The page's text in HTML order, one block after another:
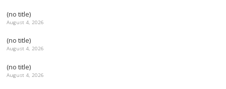
(no title)
August 4, 2026
(no title)
August 4, 2026
(no title)
August 4, 2026